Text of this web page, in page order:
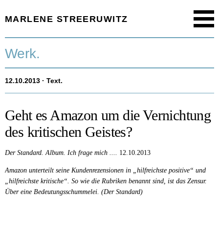
MARLENE STREERUWITZ
Timeline.
Texte.
Aktuell.
Person.
Werk.
12.10.2013 · Text.
Geht es Amazon um die Vernichtung
des kritischen Geistes?
Der Standard. Album. Ich frage mich .... 12.10.2013
Amazon unterteilt seine Kundenrezensionen in „hilfreichste positive“ und
„hilfreichste kritische“. So wie die Rubriken benannt sind, ist das Zensur.
Über eine Bedeutungsschummelei. (Der Standard)